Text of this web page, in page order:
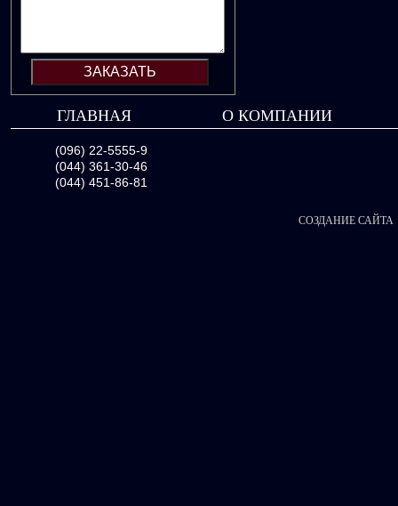
ГЛАВНАЯ О КОМПАНИИ
(096) 22-5555-9
(044) 361-30-46
(044) 451-86-81
СОЗДАНИЕ САЙТА